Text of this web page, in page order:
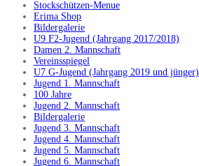
Stockschützen-Menue
Erima Shop
Bildergalerie
U9 F2-Jugend (Jahrgang 2017/2018)
Damen 2. Mannschaft
Vereinsspiegel
U7 G-Jugend (Jahrgang 2019 und jünger)
Jugend 1. Mannschaft
100 Jahre
Jugend 2. Mannschaft
Bildergalerie
Jugend 3. Mannschaft
Jugend 4. Mannschaft
Jugend 5. Mannschaft
Jugend 6. Mannschaft